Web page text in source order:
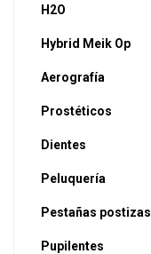
H2O
Hybrid Meik Op
Aerografía
Prostéticos
Dientes
Peluquería
Pestañas postizas
Pupilentes